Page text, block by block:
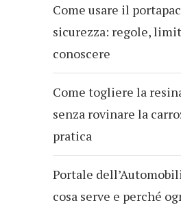
Come usare il
sicurezza: regole,
conoscere
Come togliere la
senza rovinare la
pratica
Portale
cosa serve e perché